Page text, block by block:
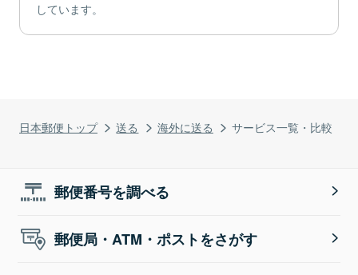
日本郵便トップ 送る 海外に送る サービス一覧・比較
しています。
郵便番号を調べる
郵便局・ATM・ポストをさがす